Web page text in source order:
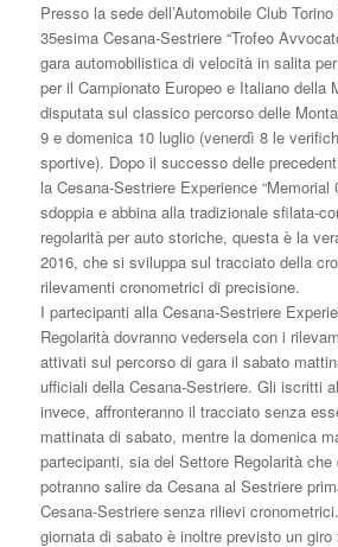
Presso la sede dell’Automobile Club
35esima Cesana-Sestriere “Trofeo
gara automobilistica di velocità in salita
per il Campionato Europeo e Italiano della
disputata sul classico percorso delle
9 e domenica 10 luglio (venerdì 8 le
sportive). Dopo il successo delle
la Cesana-Sestriere Experience “Memorial
sdoppia e abbina alla tradizionale sfilata-
regolarità per auto storiche, questa è la
2016, che si sviluppa sul tracciato della
rilevamenti cronometrici di precisione.
I partecipanti alla Cesana-Sestriere
Regolarità dovranno vedersela con i
attivati sul percorso di gara il sabato
ufficiali della Cesana-Sestriere. Gli iscritti
invece, affronteranno il tracciato senza
mattinata di sabato, mentre la domenica
partecipanti, sia del Settore Regolarità
potranno salire da Cesana al Sestriere
Cesana-Sestriere senza rilievi
giornata di sabato è inoltre previsto un